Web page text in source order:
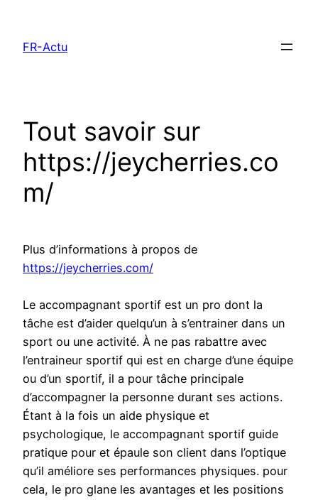
contenu
FR-Actu
Tout savoir sur
https://jeycherries.co
m/
Plus d’informations à propos de
https://jeycherries.com/
Le accompagnant sportif est un pro dont la
tâche est d’aider quelqu’un à s’entrainer dans un
sport ou une activité. À ne pas rabattre avec
l’entraineur sportif qui est en charge d’une équipe
ou d’un sportif, il a pour tâche principale
d’accompagner la personne durant ses actions.
Étant à la fois un aide physique et
psychologique, le accompagnant sportif guide
pratique pour et épaule son client dans l’optique
qu’il améliore ses performances physiques. pour
cela, le pro glane les avantages et les positions